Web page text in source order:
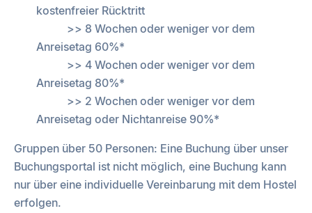
kostenfreier Rücktritt
>> 8 Wochen oder weniger vor dem
Anreisetag 60%*
>> 4 Wochen oder weniger vor dem
Anreisetag 80%*
>> 2 Wochen oder weniger vor dem
Anreisetag oder Nichtanreise 90%*
Gruppen über 50 Personen: Eine Buchung über unser
Buchungsportal ist nicht möglich, eine Buchung kann
nur über eine individuelle Vereinbarung mit dem Hostel
erfolgen.